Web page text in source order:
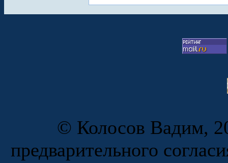
© Колосов Вадим,
предварительного